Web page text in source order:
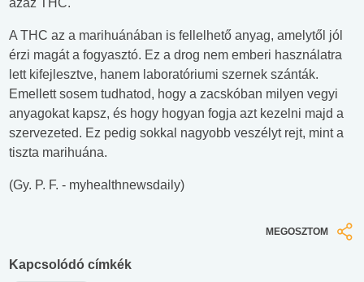
azaz THC.
A THC az a marihuánában is fellelhető anyag, amelytől jól
érzi magát a fogyasztó. Ez a drog nem emberi használatra
lett kifejlesztve, hanem laboratóriumi szernek szánták.
Emellett sosem tudhatod, hogy a zacskóban milyen vegyi
anyagokat kapsz, és hogy hogyan fogja azt kezelni majd a
szervezeted. Ez pedig sokkal nagyobb veszélyt rejt, mint a
tiszta marihuána.
(Gy. P. F. - myhealthnewsdaily)
MEGOSZTOM
Kapcsolódó címkék